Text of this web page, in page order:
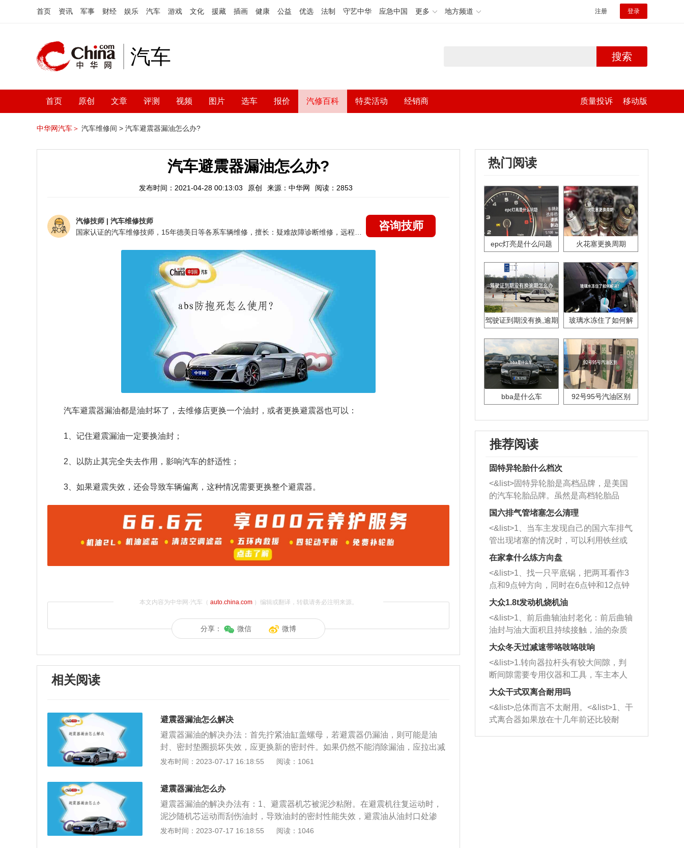
首页 资讯 军事 财经 娱乐 汽车 游戏 文化 援藏 插画 健康 公益 优选 法制 守艺中华 应急中国 更多 地方频道 注册 登录
汽车 搜索
首页 原创 文章 评测 视频 图片 选车 报价 汽修百科 特卖活动 经销商 质量投诉 移动版
中华网汽车＞ 汽车维修间 > 汽车避震器漏油怎么办?
汽车避震器漏油怎么办?
发布时间：2021-04-28 00:13:03 原创 来源：中华网 阅读：2853
汽修技师 | 汽车维修技师
咨询技师
汽车避震器漏油都是油封坏了，去维修店更换一个油封，或者更换避震器也可以：
1、记住避震漏油一定要换油封；
2、以防止其完全失去作用，影响汽车的舒适性；
3、如果避震失效，还会导致车辆偏离，这种情况需要更换整个避震器。
本文内容为中华网·汽车（ auto.china.com）编辑或翻译，转载请务必注明来源。
分享： 微信 微博
相关阅读
避震器漏油怎么解决
避震器漏油的解决办法：首先拧紧油缸盖螺母，若避震器仍漏油，则可能是油
封、密封垫圈损坏失效，应更换新的密封件。如果仍然不能消除漏油，应拉出减
震杆，若感到有发卡或轻重不一时，再进一步检查活塞与缸筒间的间隙是否过
是用于吸收车轮遇到凹凸路面引起的震动，使乘坐舒适，其分为：1、液压式避
震器：利用液体的可压缩性以及液体在压缩时吸收能量和流动时耗散能量的特
性，实现减少或者消除震动的目的；2、机械式避震器：具有减震效果好、工作
寿命长、性能价格比高的特点。
发布时间：2023-07-17 16:18:55 阅读：1061
避震器漏油怎么办
避震器漏油的解决办法有：1、避震器机芯被泥沙粘附。在避震机往复运动时，
泥沙随机芯运动而刮伤油封，导致油封的密封性能失效，避震油从油封口处渗
出。建议及时清理避震器机芯上的泥沙。2、避震器在受到异常冲击后，避震机
发布时间：2023-07-17 16:18:55 阅读：1046
热门阅读
epc灯亮是什么问题 火花塞更换周期
驾驶证到期没有换,逾期
玻璃水冻住了如何解
bba是什么车 92号95号汽油区别
推荐阅读
固特异轮胎什么档次
<&list>固特异轮胎是高档品牌，是美国
的汽车轮胎品牌。虽然是高档轮胎品
牌，但是中高低端的轮胎都有生产，这
也是为了更好的开拓市场。
国六排气管堵塞怎么清理
<&list>1、当车主发现自己的国六车排气
管出现堵塞的情况时，可以利用铁丝或
者是细棍，直接将杂物给取出来，如果
堵塞情况比较严重，也可以采取应急措
施。 <&list>2、直接利用木棍将所有的
杂物推到排气管里面的位置处，然后将
三元催化器拆解开，就可以将堵塞的东
西取出来。但如果是因为积碳过多引起
的堵塞，就需要将三元催化器泡在草酸
洗剂对堵塞的情况得到解决，将清洗剂
放在燃油箱中，与燃油混合后，车辆启
动时，就可以和汽油一起进入到燃烧
室，最后形成废气排出，就可以让三元
催化器得到清洗，排气管堵塞的情况就
能够得到解决。
在家拿什么练方向盘
<&list>1、找一只平底锅，把两耳看作3
点和9点钟方向，同时在6点钟和12点钟
方向做一个标记。 <&list>2、双手握住
一圈半的练习，往右同样也要打相同的
圈数。 <&list>3、最后强调要反复练
习，这样就可以形成肌肉记忆，在真实
驾驶车辆时，不需要记忆也能打好方
向。
大众1.8t发动机烧机油
<&list>1、前后曲轴油封老化：前后曲轴
油封与油大面积且持续接触，油的杂质
和发动机内持续温度变化使其密封效果
逐渐减弱，导致渗油或漏油。<&list>2、
活塞间隙过大：积碳会使活塞环与缸体
的间隙扩大，导致机油流入燃烧室中，
造成烧机油。<&list>3、机油粘度。使用
机油粘度过小的话，同样会有烧机油现
象，机油粘度过小具有很好的流动性，
大众冬天过减速带咯吱咯吱响
<&list>1.转向器拉杆头有较大间隙，判
断间隙需要专用仪器和工具，车主本人
无法制作，需要将车辆送到修理厂或4s
店；<&list>2.车辆半轴套管防尘罩破
裂，破裂后会出现漏油现象，使半轴磨
损严重，磨损的半轴容易损坏，产生异
响；<&list>3.稳定器的转向胶套和球头
大众干式双离合耐用吗
<&list>总体而言不太耐用。<&list>1、干
式离合器如果放在十几年前还比较耐